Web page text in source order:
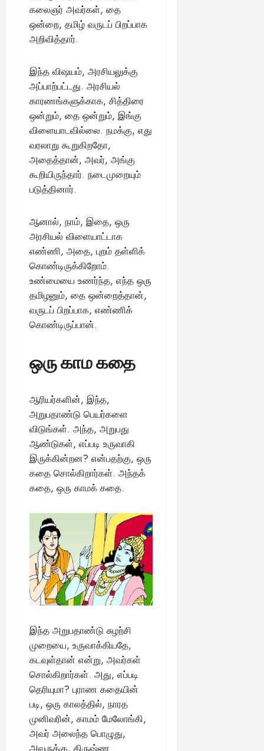
கலைஞர் அவர்கள், தை
ஒன்றை, தமிழ் வருடப் பிறப்பாக
அறிவித்தார்.
இந்த விஷயம், அரசியலுக்கு
அப்பாற்பட்டது. அரசியல்
காரணங்களுக்காக, சித்திரை
ஒன்றும், தை ஒன்றும், இங்கு
விளையாடவில்லை. நமக்கு, எது
வரலாறு கூறுகிறதோ,
அதைத்தான், அவர், அங்கு
கூறியிருந்தார். நடைமுறையும்
படுத்தினார்.
ஆனால், நாம், இதை, ஒரு
அரசியல் விளையாட்டாக
எண்ணி, அதை, புறம் தள்ளிக்
கொண்டிருக்கிறோம்.
உண்மையை உணர்ந்த, எந்த ஒரு
தமிழனும், தை ஒன்றைத்தான்,
வருடப் பிறப்பாக, எண்ணிக்
கொண்டிருப்பான்.
ஒரு காம கதை
ஆரியர்களின், இந்த,
அறுபதாண்டு பெயர்களை
விடுங்கள். அந்த, அறுபது
ஆண்டுகள், எப்படி உருவாகி
இருக்கின்றன? என்பதற்கு, ஒரு
கதை சொல்கிறார்கள். அந்தக்
கதை, ஒரு காமக் கதை.
இந்த அறுபதாண்டு சுழற்சி
முறையை, உருவாக்கியதே,
கடவுள்தான் என்று, அவர்கள்
சொல்கிறார்கள். அது, எப்படி
தெரியுமா? புராண கதையின்
படி, ஒரு காலத்தில், நாரத
முனிவரின், காமம் மேலோங்கி,
அவர் அலைந்த பொழுது,